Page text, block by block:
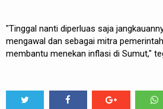
"Tinggal nanti diperluas saja
mengawal dan sebagai mitra
membantu menekan inflasi di Sumut,"